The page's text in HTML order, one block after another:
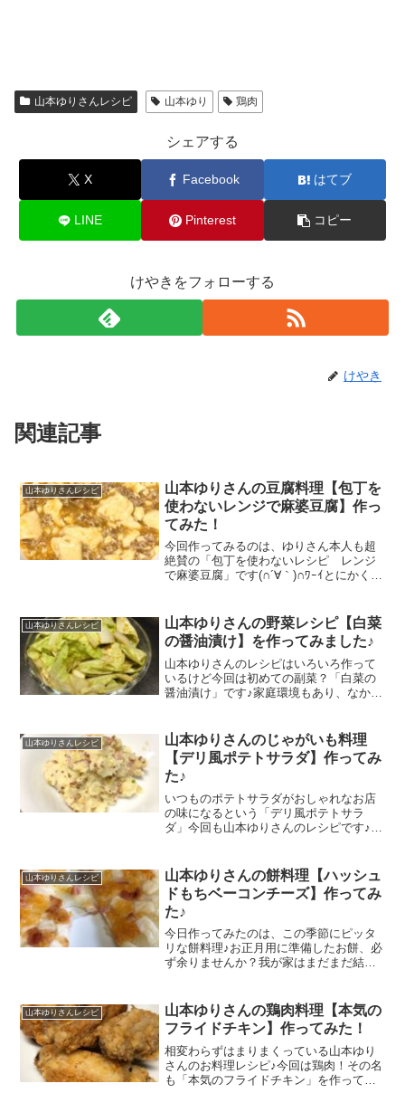
山本ゆりさんレシピ 山本ゆり 鶏肉
シェアする
X Facebook はてブ
LINE Pinterest コピー
けやきをフォローする
けやき
関連記事
山本ゆりさんレシピ
山本ゆりさんの豆腐料理【包丁を
使わないレンジで麻婆豆腐】作っ
てみた！
今回作ってみるのは、ゆりさん本人も超
絶賛の「包丁を使わないレシピ レンジ
で麻婆豆腐」です(∩´∀｀)∩ﾜｰｲとにかく簡
軽においしくできるなら作ってみないわ
けにはいきませんよね＾＾という事で今
回も作ってみました！
山本ゆりさんレシピ
山本ゆりさんの野菜レシピ【白菜
の醤油漬け】を作ってみました♪
山本ゆりさんのレシピはいろいろ作って
いるけど今回は初めての副菜？「白菜の
醤油漬け」です♪家庭環境もあり、なかな
ます！という事でさっそく作ってみまし
た(*^▽^*)
山本ゆりさんレシピ
山本ゆりさんのじゃがいも料理
【デリ風ポテトサラダ】作ってみ
た♪
いつものポテトサラダがおしゃれなお店
の味になるという「デリ風ポテトサラ
ダ」今回も山本ゆりさんのレシピです♪ポ
かく簡単という事でさっそく作ってみま
した♪
山本ゆりさんレシピ
山本ゆりさんの餅料理【ハッシュ
ドもちベーコンチーズ】作ってみ
た♪
今日作ってみたのは、この季節にピッタ
リな餅料理♪お正月用に準備したお餅、必
ず余りませんか？我が家はまだまだ結構
「ハッシュドもちベーコンチーズ」おや
つ？ごはん？どっちにもんなりそうだな
ーと思って、今回はお昼ごはんとして作
ってみました(*´▽｀*)
山本ゆりさんレシピ
山本ゆりさんの鶏肉料理【本気の
フライドチキン】作ってみた！
相変わらずはまりまくっている山本ゆり
さんのお料理レシピ♪今回は鶏肉！その名
も「本気のフライドチキン」を作ってみ